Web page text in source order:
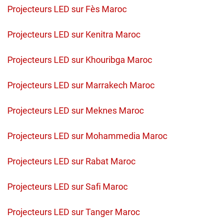
Projecteurs LED sur Fès Maroc
Projecteurs LED sur Kenitra Maroc
Projecteurs LED sur Khouribga Maroc
Projecteurs LED sur Marrakech Maroc
Projecteurs LED sur Meknes Maroc
Projecteurs LED sur Mohammedia Maroc
Projecteurs LED sur Rabat Maroc
Projecteurs LED sur Safi Maroc
Projecteurs LED sur Tanger Maroc